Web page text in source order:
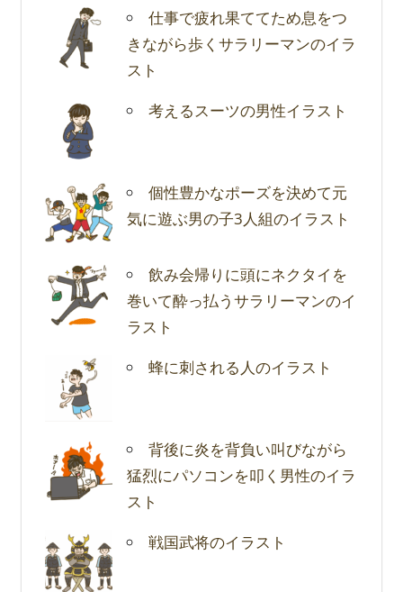
仕事で疲れ果ててため息をつ
きながら歩くサラリーマンのイラ
スト
考えるスーツの男性イラスト
個性豊かなポーズを決めて元
気に遊ぶ男の子3人組のイラスト
飲み会帰りに頭にネクタイを
巻いて酔っ払うサラリーマンのイ
ラスト
蜂に刺される人のイラスト
背後に炎を背負い叫びながら
猛烈にパソコンを叩く男性のイラ
スト
戦国武将のイラスト